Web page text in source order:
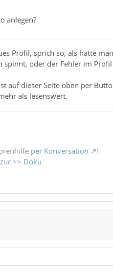
anlegen?
Profil, sprich so, als hätte
oder der Fehler im
auf dieser Seite oben per
als lesenswert.
per Konversation
!
zur >> Doku